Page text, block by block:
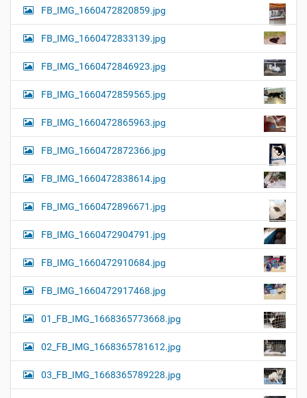
FB_IMG_1660472820859.jpg
FB_IMG_1660472833139.jpg
FB_IMG_1660472846923.jpg
FB_IMG_1660472859565.jpg
FB_IMG_1660472865963.jpg
FB_IMG_1660472872366.jpg
FB_IMG_1660472838614.jpg
FB_IMG_1660472896671.jpg
FB_IMG_1660472904791.jpg
FB_IMG_1660472910684.jpg
FB_IMG_1660472917468.jpg
01_FB_IMG_1668365773668.jpg
02_FB_IMG_1668365781612.jpg
03_FB_IMG_1668365789228.jpg